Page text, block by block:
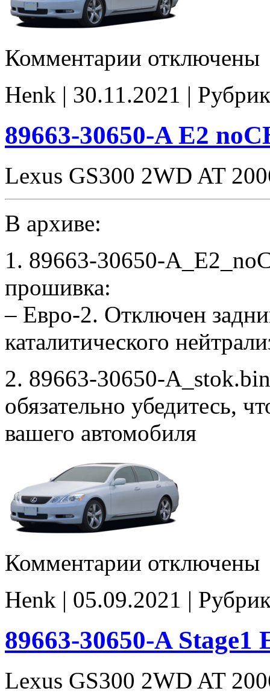
Комментарии записи
Stage1
E2
отключены
Henk | 30.11.2021 |
89663-30650-A E2
Lexus GS300 2WD AT
В архиве:
1. 89663-30650-
прошивка:
– Евро-2. Отключен
каталитического
2. 89663-30650-
обязательно убедитесь,
вашего автомобиля
Комментарии записи
A
E2
отключены
Henk | 05.09.2021 |
89663-30650-A Stage1
Lexus GS300 2WD AT